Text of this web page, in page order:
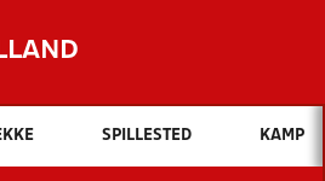
Hvad vil du søge efter?
INDHOLD OG NYHEDER
SPILLESTED KAMP